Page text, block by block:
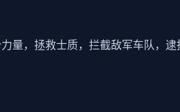
量，拯救士质，拦截敌军车队，